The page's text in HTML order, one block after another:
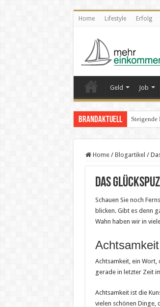
Home Lifestyle Erfolg
Geld Job
Brandaktuell Steigende
Home / Blogartikel /
Das
Schauen Sie noch
blicken. Gibt es denn
Wahn haben wir in
Achtsamkeit, ein
gerade in letzter Zeit
Achtsamkeit ist die
vielen schönen Dinge,